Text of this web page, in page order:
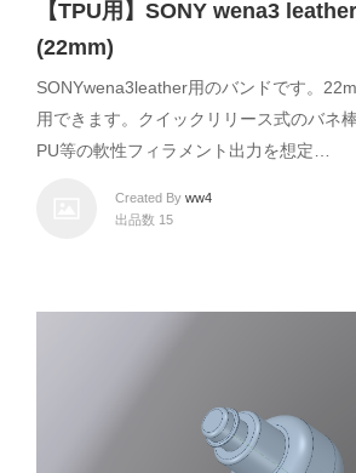
【TPU用】SONY wena3
(22mm)
SONYwena3leather用のバンドです。
用できます。クイックリリース式のバネ
PU等の軟性フィラメント出力を想定…
Created By ww4
出品数 15